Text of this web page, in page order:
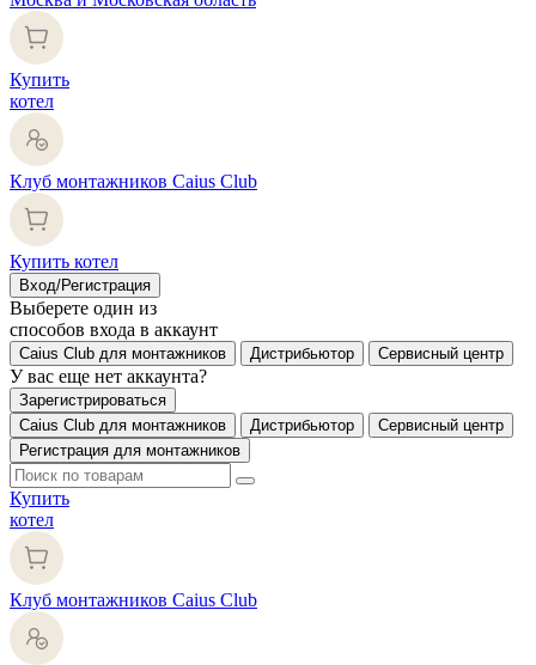
Купить
котел
Клуб монтажников Caius Club
Купить котел
Вход/Регистрация
Выберете один из
способов входа в аккаунт
Caius Club для монтажников Дистрибьютор Сервисный центр
У вас еще нет аккаунта?
Зарегистрироваться
Caius Club для монтажников
Дистрибьютор
Сервисный центр
Регистрация для монтажников
Купить
котел
Клуб монтажников Caius Club